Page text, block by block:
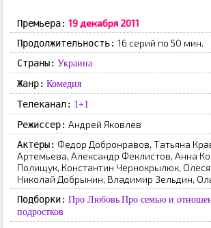
Премьера: 19 декабря 2011
Продолжительность: 16 серий по 50 мин.
Страны: Украина
Жанр: Комедия
Телеканал: 1+1
Режиссер: Андрей Яковлев
Актеры: Федор Добронравов, Татьяна
Артемьева, Александр Феклистов, Анна
Полищук, Константин Чернокрылюк,
Николай Добрынин, Владимир Зельдин,
Подборки: Про Любовь Про семью и
подростков